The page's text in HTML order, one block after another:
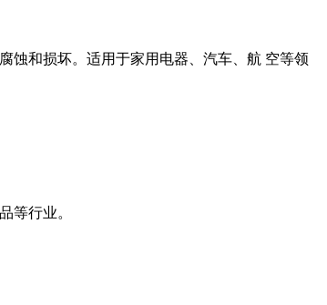
和损坏。适用于家用电器、汽车、航 空等领
等行业。